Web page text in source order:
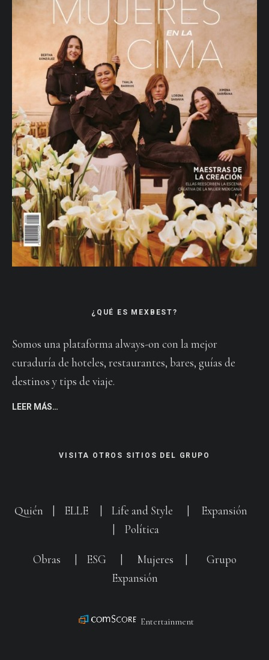
¿QUÉ ES MEXBEST?
Somos una plataforma always-on con la mejor
curaduría de hoteles, restaurantes, bares, guías de
destinos y tips de viaje.
LEER MÁS…
VISITA OTROS SITIOS DEL GRUPO
Quién ELLE Life and Style
Expansión
Política
Obras ESG Mujeres
Grupo
Expansión
Entertainment